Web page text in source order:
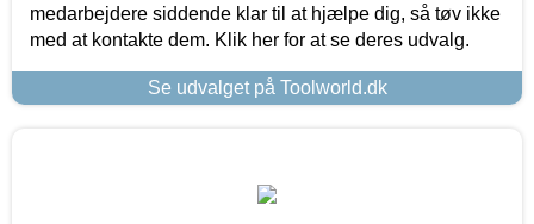
medarbejdere siddende klar til at hjælpe dig, så tøv ikke
med at kontakte dem. Klik her for at se deres udvalg.
Se udvalget på Toolworld.dk